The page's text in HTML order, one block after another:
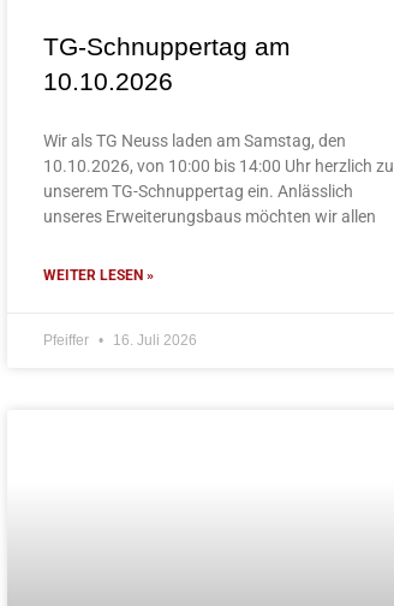
TG-Schnuppertag am
10.10.2026
Wir als TG Neuss laden am Samstag, den
10.10.2026, von 10:00 bis 14:00 Uhr herzlich zu
unserem TG-Schnuppertag ein. Anlässlich
unseres Erweiterungsbaus möchten wir allen
WEITER LESEN »
Pfeiffer 16. Juli 2026